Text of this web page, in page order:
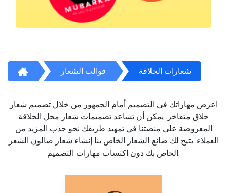
قوالب الشعار شعارات الحلاقة
اعرض مهاراتك في التصميم أمام الجمهور من خلال تصميم شعار
حلاق متفاخر. يمكن أن تساعد تصميمات شعار محل الحلاقة
المعروضة على منصتنا في تمهيد طريقك نحو جذب المزيد من
العملاء. يتيح لك صانع الشعار الخاص بنا إنشاء شعار صالون الشعر
الخاص بك دون اكتساب مهارات التصميم.